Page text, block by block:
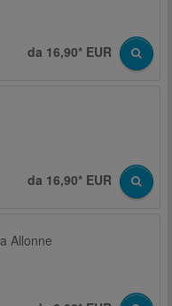
da 16,90* EUR
da 16,90* EUR
Allonne